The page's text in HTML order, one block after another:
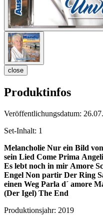
close
Produktinfos
Veröffentlichungsdatum:
Set-Inhalt: 1
Melancholie Nur ein Bild
sein Lied Come Prima Angeli
Es lebt noch in mir Amore
Engel Non partir Der Ring
einen Weg Parla d´ amore
(Der Igel) The End
Produktionsjahr: 2019